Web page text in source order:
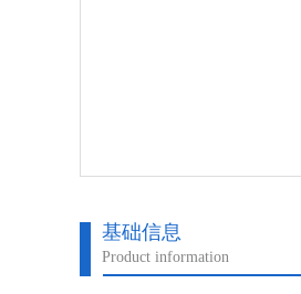
基础信息
Product information